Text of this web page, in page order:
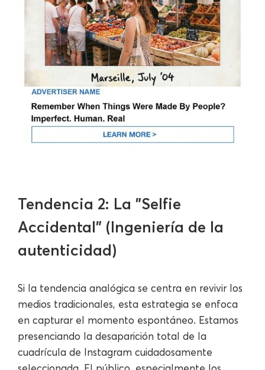
Tendencia 2: La "Selfie
Accidental" (Ingeniería de la
autenticidad)
Si la tendencia analógica se centra en revivir los
medios tradicionales, esta estrategia se enfoca
en capturar el momento espontáneo. Estamos
presenciando la desaparición total de la
cuadrícula de Instagram cuidadosamente